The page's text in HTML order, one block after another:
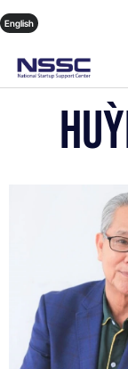
English